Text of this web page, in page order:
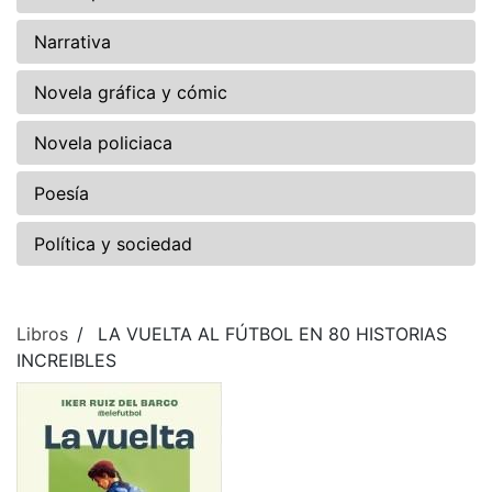
Narrativa
Novela gráfica y cómic
Novela policiaca
Poesía
Política y sociedad
Libros
LA VUELTA AL FÚTBOL EN 80 HISTORIAS
INCREIBLES